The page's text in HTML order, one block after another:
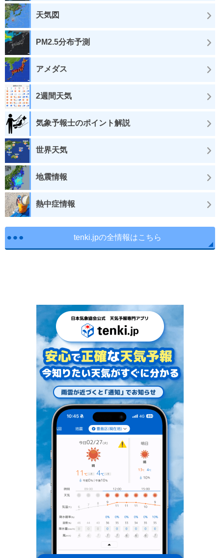
天気図
PM2.5分布予測
アメダス
2週間天気
気象予報士のポイント解説
世界天気
地震情報
熱中症情報
tenki.jpの全情報はこちら